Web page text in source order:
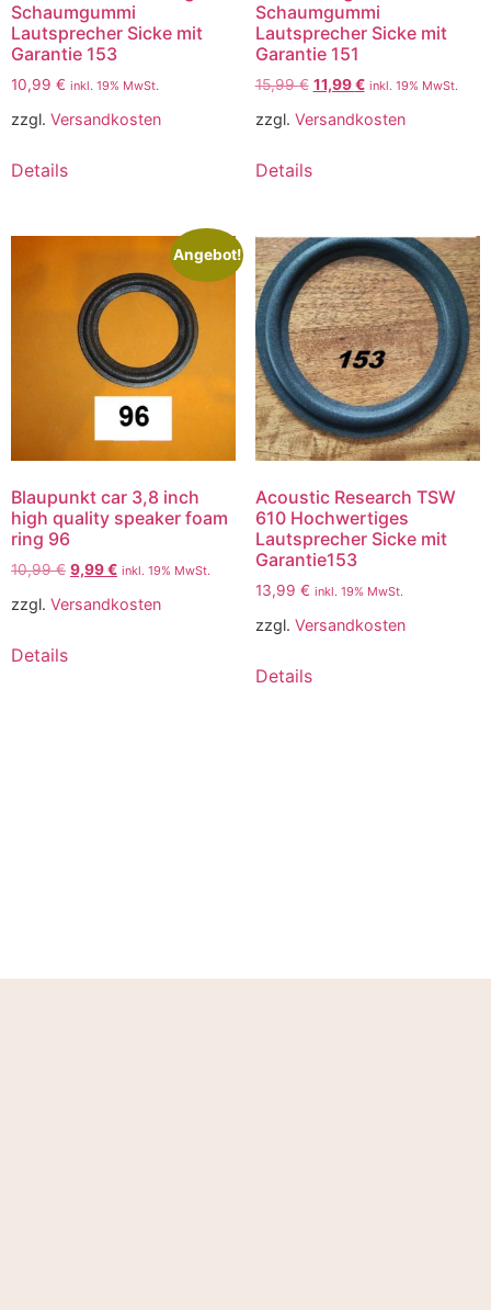
Schaumgummi
Lautsprecher Sicke mit
Garantie 153
10,99 € inkl. 19% MwSt.
zzgl. Versandkosten
Details
Schaumgummi
Lautsprecher Sicke mit
Garantie 151
15,99€ 11,99€ inkl. 19% MwSt.
zzgl. Versandkosten
Details
Angebot!
Blaupunkt car 3,8 inch
high quality speaker foam
ring 96
10,99€ 9,99€ inkl. 19% MwSt.
zzgl. Versandkosten
Details
Acoustic Research TSW
610 Hochwertiges
Lautsprecher Sicke mit
Garantie153
13,99 € inkl. 19% MwSt.
zzgl. Versandkosten
Details